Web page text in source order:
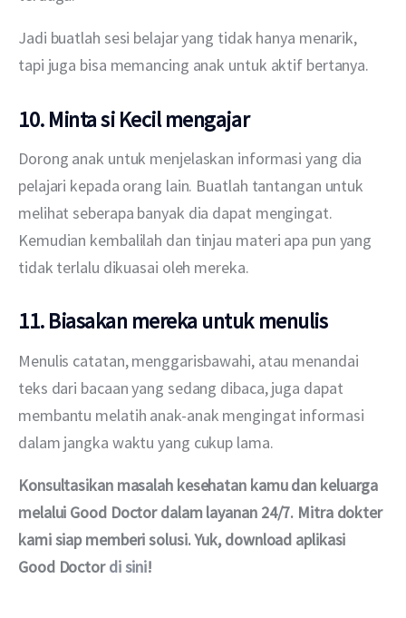
Jadi buatlah sesi belajar yang tidak hanya menarik,
tapi juga bisa memancing anak untuk aktif bertanya.
10. Minta si Kecil mengajar
Dorong anak untuk menjelaskan informasi yang dia
pelajari kepada orang lain. Buatlah tantangan untuk
melihat seberapa banyak dia dapat mengingat.
Kemudian kembalilah dan tinjau materi apa pun yang
tidak terlalu dikuasai oleh mereka.
11. Biasakan mereka untuk menulis
Menulis catatan, menggarisbawahi, atau menandai
teks dari bacaan yang sedang dibaca, juga dapat
membantu melatih anak-anak mengingat informasi
dalam jangka waktu yang cukup lama.
Konsultasikan masalah kesehatan kamu dan keluarga
melalui Good Doctor dalam layanan 24/7. Mitra dokter
kami siap memberi solusi. Yuk, download aplikasi
Good Doctor di sini!